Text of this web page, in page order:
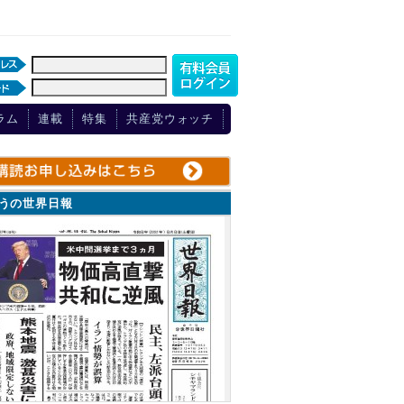
ム 連載 特集 共産党ウォッチ
の世界日報